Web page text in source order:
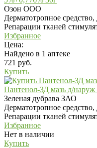
Озон ООО
Дерматотропное
Репарации тканей
Избранное
Цена:
Найдено в 1 аптеке
721 руб.
Купить
Пантенол-ЗД мазь д/
Зеленая дубрава ЗАО
Дерматотропное
Репарации тканей
Избранное
Нет в наличии
Купить